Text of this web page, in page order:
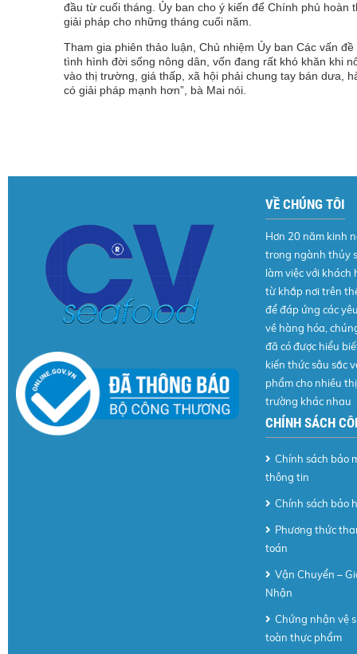
đầu từ cuối tháng. Ủy ban cho ý kiến để Chính phủ
giải pháp cho những tháng cuối năm.
Tham gia phiên thảo luận, Chủ nhiệm Ủy ban Các vấn
tình hình đời sống nông dân, vốn đang rất khó khăn khi
vào thị trường, giá thấp, xã hội phải chung tay bán dưa,
có giải pháp mạnh hơn”, bà Mai nói.
VỀ CHÚNG TÔI
Hơn 20 năm kinh
trong ngành thủy
làm việc với khách
từ khắp nơi trên
để đáp ứng các
về hàng hóa,
đã có được hiểu
kiến thức sâu sắc
phẩm cho nhiều thị
trường khác nhau
CHÍNH SÁCH
Chính sách bảo
thông tin
Chính sách bảo
Phương thức
toán
Vận Chuyển –
Nhận
Chứng nhận vệ
toàn thực phẩm